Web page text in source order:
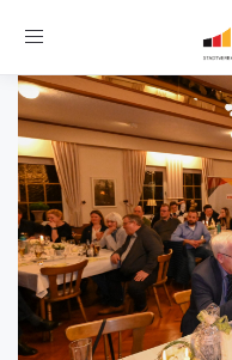
Toggle